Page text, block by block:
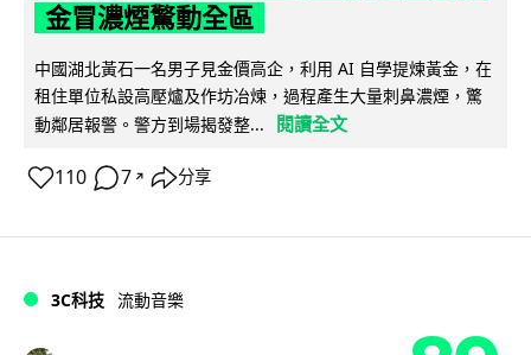
金冒濃煙驚動全區
中國湖北黃石一名男子見金價高企，利用 AI 自學提煉黃金，在
租住單位私設高壓爐及作坊冶煉，過程產生大量刺鼻濃煙，驚
動鄰居報警。警方到場揭發整...
閱讀全文
110 7 ↗ 分享
3C科技 流動音樂